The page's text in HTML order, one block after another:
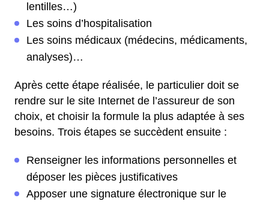
lentilles…)
Les soins d’hospitalisation
Les soins médicaux (médecins, médicaments,
analyses)…
Après cette étape réalisée, le particulier doit se
rendre sur le site Internet de l’assureur de son
choix, et choisir la formule la plus adaptée à ses
besoins. Trois étapes se succèdent ensuite :
Renseigner les informations personnelles et
déposer les pièces justificatives
Apposer une signature électronique sur le